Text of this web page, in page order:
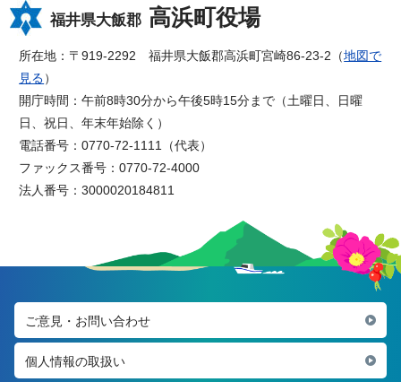
福井県大飯郡 高浜町役場
所在地：〒919-2292 福井県大飯郡高浜町宮崎86-23-2（地図で
見る）
開庁時間：午前8時30分から午後5時15分まで（土曜日、日曜
日、祝日、年末年始除く）
電話番号：0770-72-1111（代表）
ファックス番号：0770-72-4000
法人番号：3000020184811
ご意見・お問い合わせ
個人情報の取扱い